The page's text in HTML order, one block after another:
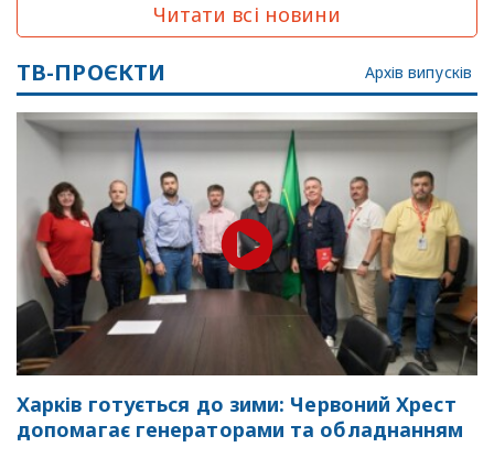
Читати всі новини
ТВ-ПРОЄКТИ Архів випусків
Харків готується до зими: Червоний Хрест
допомагає генераторами та обладнанням